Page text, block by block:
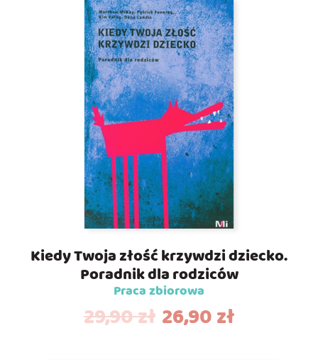
Kiedy Twoja złość krzywdzi dziecko.
Poradnik dla rodziców
Praca zbiorowa
29,90zł 26,90zł